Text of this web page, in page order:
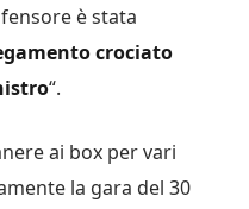
è stata
crociato
“.
ai box per vari
la gara del 30